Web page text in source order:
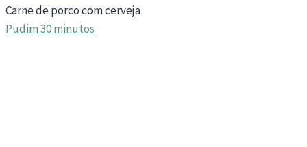
Carne de porco com cerveja
Pudim 30 minutos